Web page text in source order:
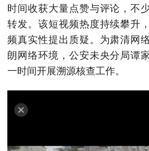
时间收获大量点赞与评论，不
转发。该短视频热度持续攀升
频真实性提出质疑。为肃清网
朗网络环境，公安未央分局谭
一时间开展溯源核查工作。